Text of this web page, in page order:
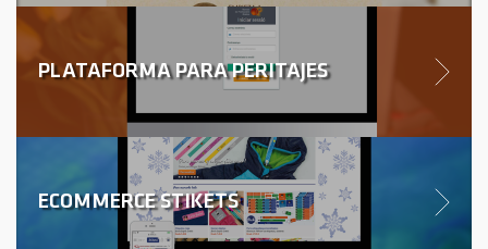
PLATAFORMA PARA PERITAJES
ECOMMERCE STIKETS